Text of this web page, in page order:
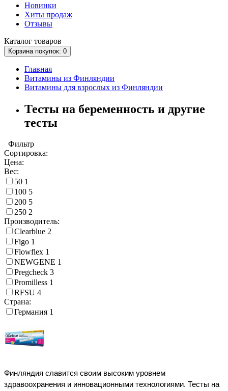
Новинки
Хиты продаж
Отзывы
Каталог товаров
Корзина покупок: 0
Главная
Витамины из Финляндии
Витамины для взрослых из Финляндии
Тесты на беременность и другие
тесты
Фильтр
Сортировка:
Цена:
Вес:
50 1
100 5
200 5
250 2
Производитель:
Clearblue 2
Figo 1
Flowflex 1
NEWGENE 1
Pregcheck 3
Promilless 1
RFSU 4
Страна:
Германия 1
Финляндия славится своим высоким уровнем
здравоохранения и инновационными технологиями. Тесты на